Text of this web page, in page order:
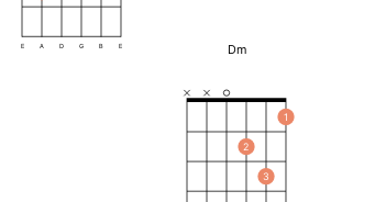
E A D G B E Dm
2
3
1